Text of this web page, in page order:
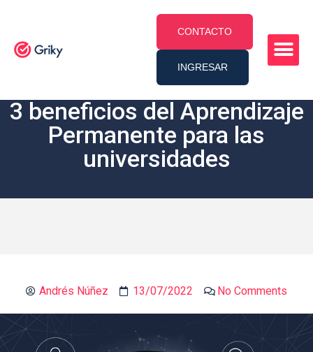
CONTACTO
INGRESAR
3 beneficios del Aprendizaje
Permanente para las
universidades
Andrés Núñez 13/07/2022 No Comments